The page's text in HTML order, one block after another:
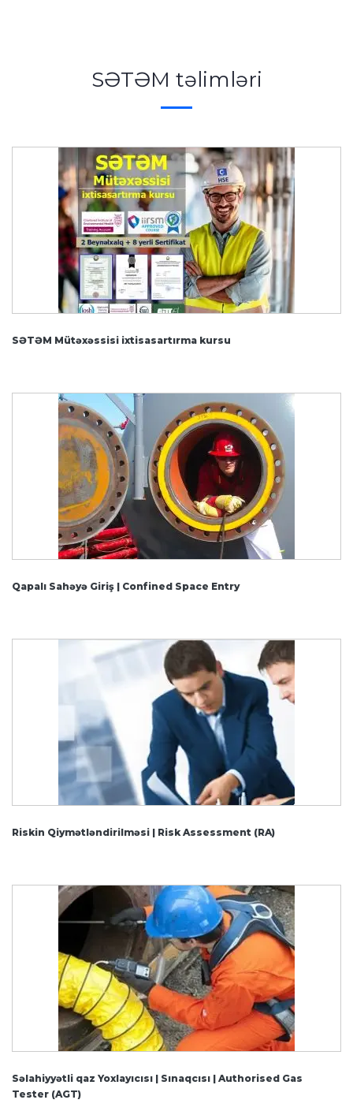
SƏTƏM təlimləri
SƏTƏM Mütəxəssisi ixtisasartırma kursu
Qapalı Sahəyə Giriş | Confined Space Entry
Riskin Qiymətləndirilməsi | Risk Assessment (RA)
Səlahiyyətli qaz Yoxlayıcısı | Sınaqcısı | Authorised Gas
Tester (AGT)